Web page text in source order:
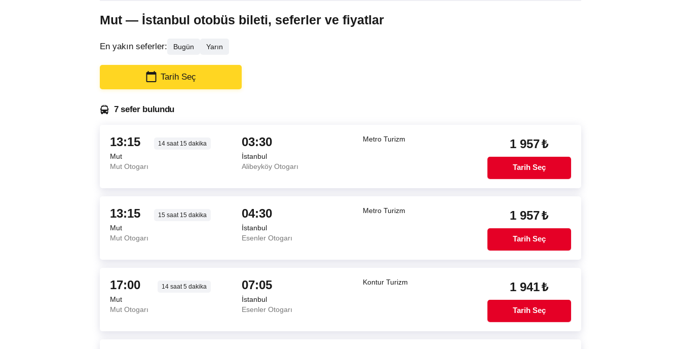
Mut — İstanbul otobüs bileti, seferler ve fiyatlar
En yakın seferler: Bugün Yarın
Tarih Seç
7 sefer bulundu
13:15 14 saat15 dakika
Mut
Mut Otogarı
03:30
İstanbul
Alibeyköy Otogarı
Metro Turizm 1 957₺
Tarih Seç
13:15 15 saat15 dakika
Mut
Mut Otogarı
04:30
İstanbul
Esenler Otogarı
Metro Turizm 1 957₺
Tarih Seç
17:00 14 saat5 dakika
Mut
Mut Otogarı
07:05
İstanbul
Esenler Otogarı
Kontur Turizm 1 941₺
Tarih Seç